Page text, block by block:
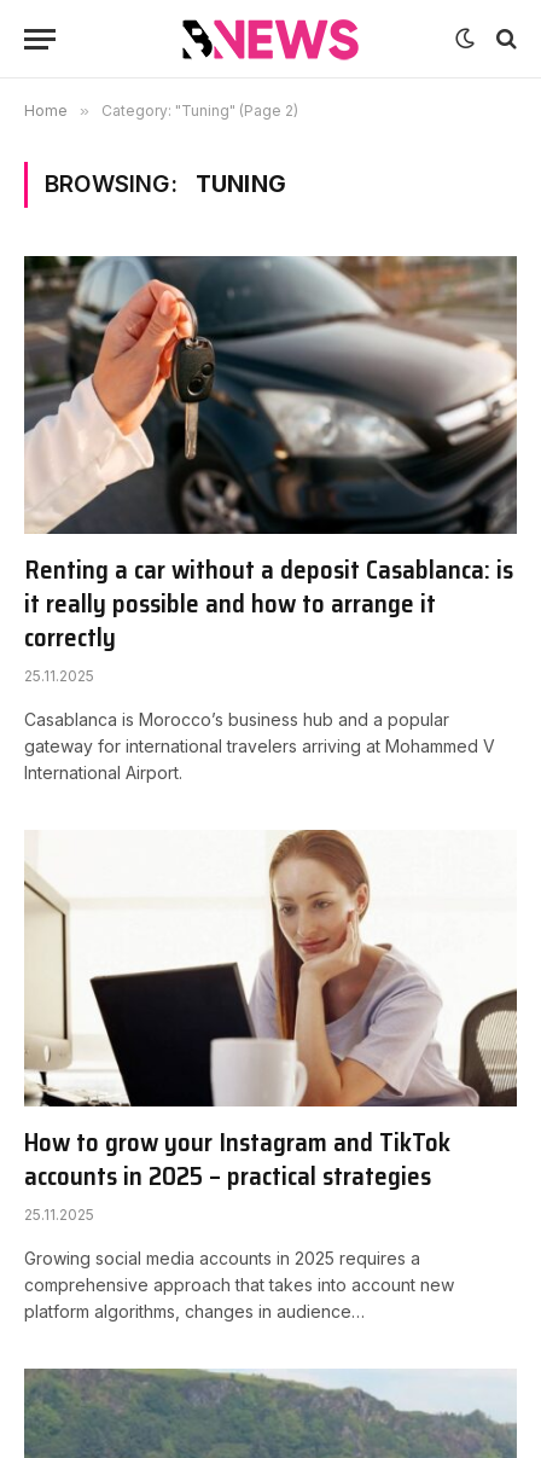
Home » Category: "Tuning" (Page 2)
BROWSING: TUNING
Renting a car without a deposit Casablanca: is
it really possible and how to arrange it
correctly
25.11.2025
Casablanca is Morocco’s business hub and a popular
gateway for international travelers arriving at Mohammed V
International Airport.
How to grow your Instagram and TikTok
accounts in 2025 – practical strategies
25.11.2025
Growing social media accounts in 2025 requires a
comprehensive approach that takes into account new
platform algorithms, changes in audience…